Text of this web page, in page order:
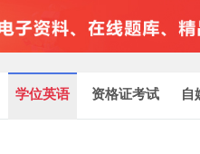
学位英语 资格证考试 自